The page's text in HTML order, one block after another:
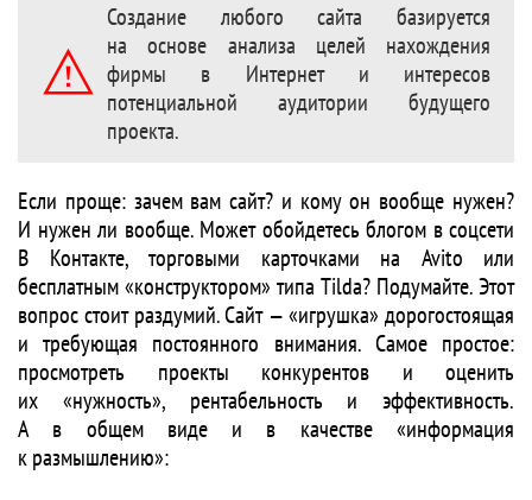
Создание любого сайта базируется
на основе анализа целей нахождения
фирмы в Интернет и интересов
потенциальной аудитории будущего
проекта.
Если проще: зачем вам сайт? и кому он вообще нужен?
И нужен ли вообще. Может обойдетесь блогом в соцсети
В Контакте, торговыми карточками на Avito или
бесплатным «конструктором» типа Tilda? Подумайте. Этот
вопрос стоит раздумий. Сайт — «игрушка» дорогостоящая
и требующая постоянного внимания. Самое простое:
просмотреть проекты конкурентов и оценить
их «нужность», рентабельность и эффективность.
А в общем виде и в качестве «информация
к размышлению»: